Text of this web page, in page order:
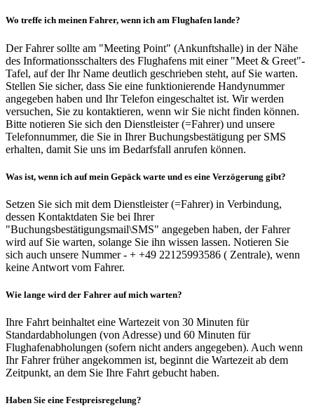
Wo treffe ich meinen Fahrer, wenn ich am Flughafen lande?
Der Fahrer sollte am "Meeting Point" (Ankunftshalle) in der Nähe
des Informationsschalters des Flughafens mit einer "Meet & Greet"-
Tafel, auf der Ihr Name deutlich geschrieben steht, auf Sie warten.
Stellen Sie sicher, dass Sie eine funktionierende Handynummer
angegeben haben und Ihr Telefon eingeschaltet ist. Wir werden
versuchen, Sie zu kontaktieren, wenn wir Sie nicht finden können.
Bitte notieren Sie sich den Dienstleister (=Fahrer) und unsere
Telefonnummer, die Sie in Ihrer Buchungsbestätigung per SMS
erhalten, damit Sie uns im Bedarfsfall anrufen können.
Was ist, wenn ich auf mein Gepäck warte und es eine Verzögerung gibt?
Setzen Sie sich mit dem Dienstleister (=Fahrer) in Verbindung,
dessen Kontaktdaten Sie bei Ihrer
"Buchungsbestätigungsmail\SMS" angegeben haben, der Fahrer
wird auf Sie warten, solange Sie ihn wissen lassen. Notieren Sie
sich auch unsere Nummer - + +49 22125993586 ( Zentrale), wenn
keine Antwort vom Fahrer.
Wie lange wird der Fahrer auf mich warten?
Ihre Fahrt beinhaltet eine Wartezeit von 30 Minuten für
Standardabholungen (von Adresse) und 60 Minuten für
Flughafenabholungen (sofern nicht anders angegeben). Auch wenn
Ihr Fahrer früher angekommen ist, beginnt die Wartezeit ab dem
Zeitpunkt, an dem Sie Ihre Fahrt gebucht haben.
Haben Sie eine Festpreisregelung?